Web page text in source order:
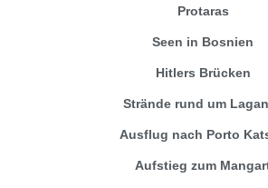
Protaras
Seen in Bosnien
Hitlers Brücken
Strände rund um
Ausflug nach Porto
Aufstieg zum